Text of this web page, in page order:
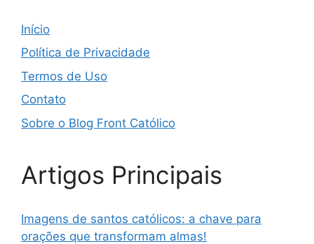
Início
Política de Privacidade
Termos de Uso
Contato
Sobre o Blog Front Católico
Artigos Principais
Imagens de santos católicos: a chave para
orações que transformam almas!